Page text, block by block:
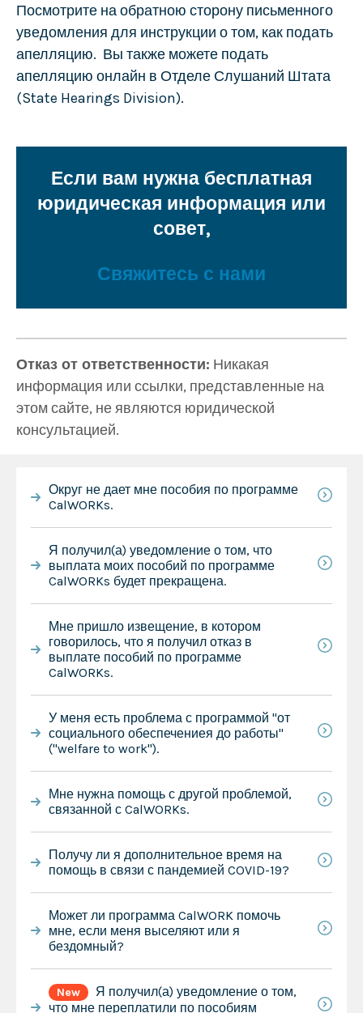
Посмотрите на обратною сторону письменного
уведомления для инструкции о том, как подать
апелляцию. Вы также можете подать
апелляцию онлайн в Отделе Слушаний Штата
(State Hearings Division).
Если вам нужна бесплатная
юридическая информация или
совет,
Свяжитесь с нами
Отказ от ответственности: Никакая
информация или ссылки, представленные на
этом сайте, не являются юридической
консультацией.
Округ не дает мне пособия по программе
CalWORKs.
Я получил(а) уведомление о том, что
выплата моих пособий по программе
CalWORKs будет прекращена.
Мне пришло извещение, в котором
говорилось, что я получил отказ в
выплате пособий по программе
CalWORKs.
У меня есть проблема с программой "от
социального обеспечениея до работы"
("welfare to work").
Мне нужна помощь с другой проблемой,
связанной с CalWORKs.
Получу ли я дополнительное время на
помощь в связи с пандемией COVID-19?
Может ли программа CalWORK помочь
мне, если меня выселяют или я
бездомный?
New
Я получил(а) уведомление о том,
что мне переплатили по пособиям